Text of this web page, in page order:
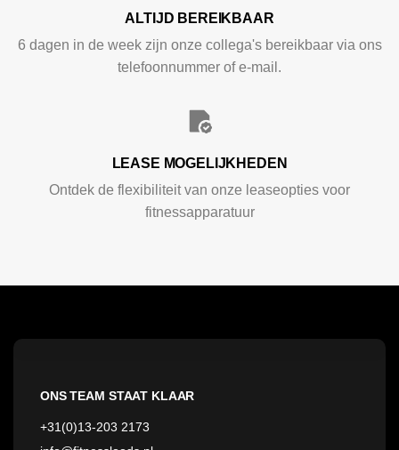
ALTIJD BEREIKBAAR
6 dagen in de week zijn onze collega's bereikbaar via ons
telefoonnummer of e-mail.
LEASE MOGELIJKHEDEN
Ontdek de flexibiliteit van onze leaseopties voor
fitnessapparatuur
ONS TEAM STAAT KLAAR
+31(0)13-203 2173